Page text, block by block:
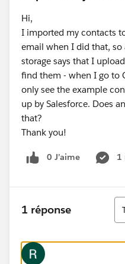
Hi,
I imported my contacts
email when I did that,
storage says that I
find them - when I go to
only see the example
up by Salesforce. Does
that?
Thank you!
0 J’aime 1
1 réponse
Tri